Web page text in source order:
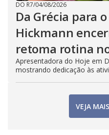
DO R7/04/08/2026
Da Grécia para
Hickmann
retoma rotina
Apresentadora do Hoje em
mostrando dedicação às
VEJA